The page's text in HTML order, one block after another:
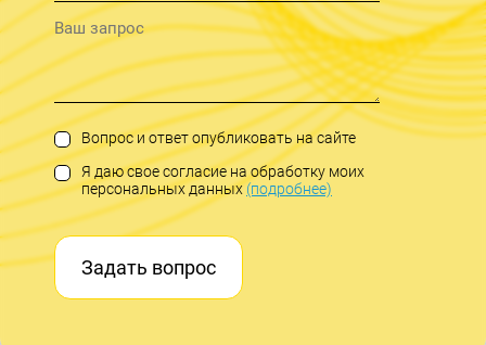
Вопрос и ответ опубликовать на сайте
Я даю свое согласие на обработку моих
персональных данных(подробнее)
Задать вопрос